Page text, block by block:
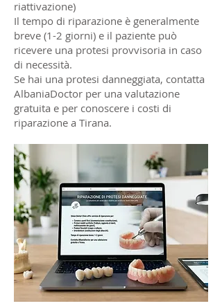
riattivazione)
Il tempo di riparazione è generalmente
breve (1-2 giorni) e il paziente può
ricevere una protesi provvisoria in caso
di necessità.
Se hai una protesi danneggiata, contatta
AlbaniaDoctor per una valutazione
gratuita e per conoscere i costi di
riparazione a Tirana.